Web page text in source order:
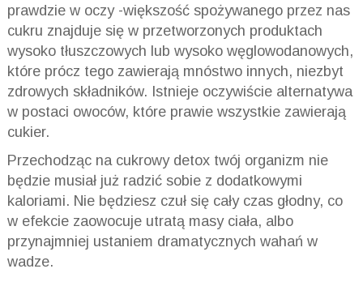
prawdzie w oczy -większość spożywanego przez nas
cukru znajduje się w przetworzonych produktach
wysoko tłuszczowych lub wysoko węglowodanowych,
które prócz tego zawierają mnóstwo innych, niezbyt
zdrowych składników. Istnieje oczywiście alternatywa
w postaci owoców, które prawie wszystkie zawierają
cukier.
Przechodząc na cukrowy detox twój organizm nie
będzie musiał już radzić sobie z dodatkowymi
kaloriami. Nie będziesz czuł się cały czas głodny, co
w efekcie zaowocuje utratą masy ciała, albo
przynajmniej ustaniem dramatycznych wahań w
wadze.